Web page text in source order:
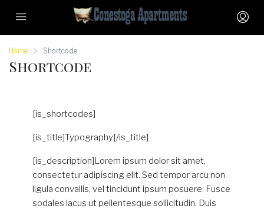
Home Shortcode
Shortcode
[is_shortcodes]
[is_title]Typography[/is_title]
[is_description]Lorem ipsum dolor sit amet,
consectetur adipiscing elit. Sed tempor arcu non
ligula convallis, vel tincidunt ipsum posuere. Fusce
sodales lacus ut pellentesque sollicitudin. Duis